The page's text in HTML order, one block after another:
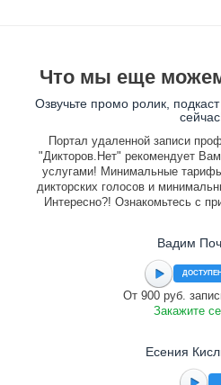
Что мы еще
Озвучьте промо ролик,
Портал удаленной записи
"Дикторов.Нет" рекомендует
услугами! Минимальные
дикторских голосов и
Интересно?! Ознакомьтесь с
Вадим
ДОСТУПЕН
От 900 руб.
Закажите
Есения